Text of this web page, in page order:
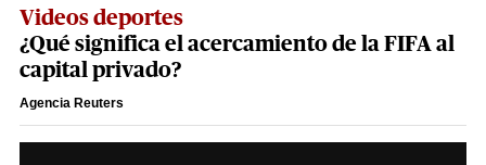
Videos deportes
¿Qué significa el acercamiento de la FIFA al
capital privado?
Agencia Reuters